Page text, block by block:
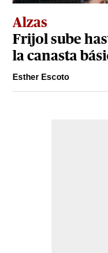
Alzas
Frijol sube
la canasta
Esther Escoto